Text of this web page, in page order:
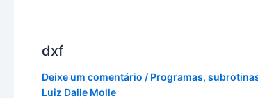
dxf
Deixe um comentário / Programas,
Luiz Dalle Molle